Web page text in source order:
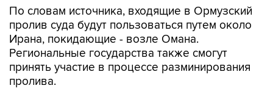
Ирана, покидающие - возле Омана.
Региональные государства также смогут
принять участие в процессе разминирования
пролива.
Источник добавил, что США и Иран